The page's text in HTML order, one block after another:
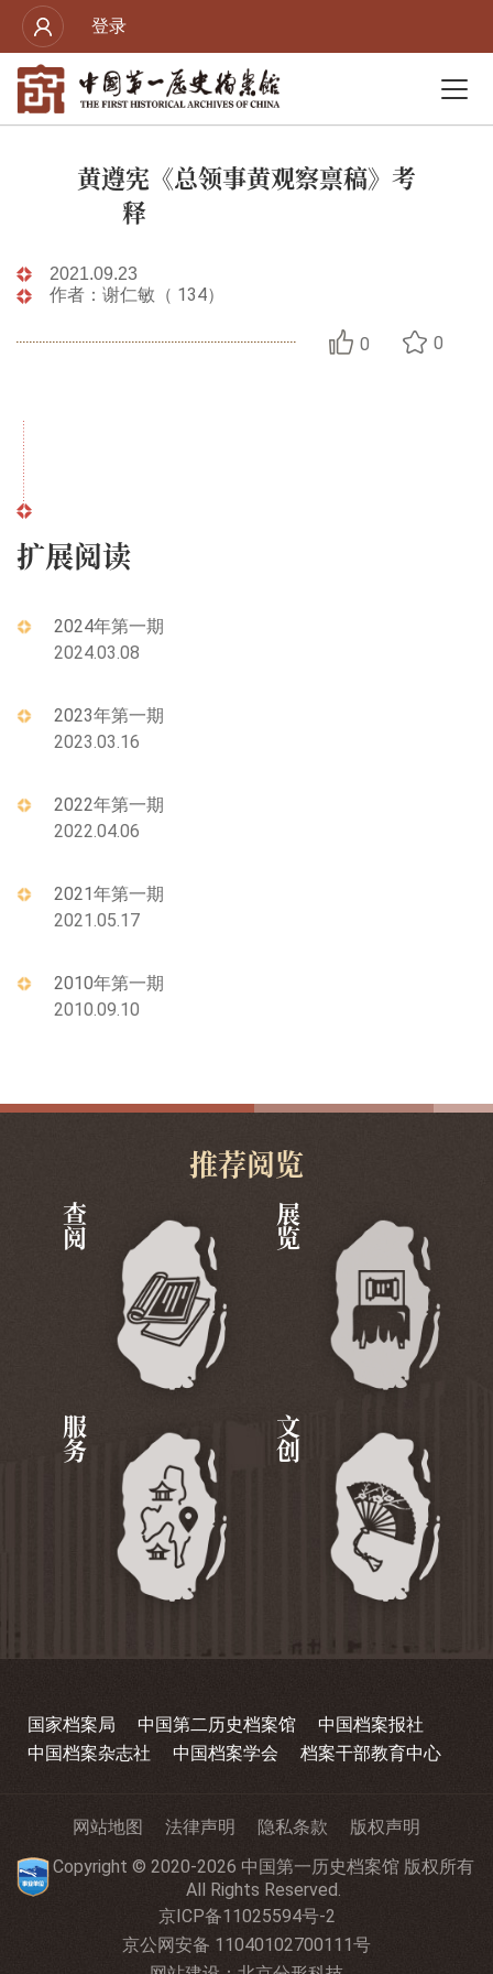
登录
黄遵宪《总领事黄观察禀稿》考
释
2021.09.23
作者：谢仁敏（ 134）
0 0
扩展阅读
2024年第一期
2024.03.08
2023年第一期
2023.03.16
2022年第一期
2022.04.06
2021年第一期
2021.05.17
2010年第一期
2010.09.10
推荐阅览
查阅 展览
服务 文创
国家档案局 中国第二历史档案馆
中国档案报社
中国档案杂志社
中国档案学会 档案干部教育中心
网站地图 法律声明 隐私条款
版权声明
Copyright © 2020-2026 中国第一历史档案馆 版权所有
All Rights Reserved.
京ICP备11025594号-2
京公网安备 11040102700111号